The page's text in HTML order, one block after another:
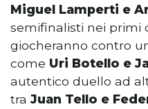
Miguel Lamperti e
semifinalisti nei primi
giocheranno contro
come Uri Botello e
autentico duello ad
traJuan Tello e